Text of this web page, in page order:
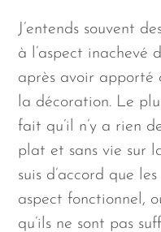
J’entends souvent
à l’aspect inachevé
après avoir apporté
la décoration. Le
fait qu’il n’y a rien
plat et sans vie sur
suis d’accord que
aspect fonctionnel,
qu’ils ne sont pas